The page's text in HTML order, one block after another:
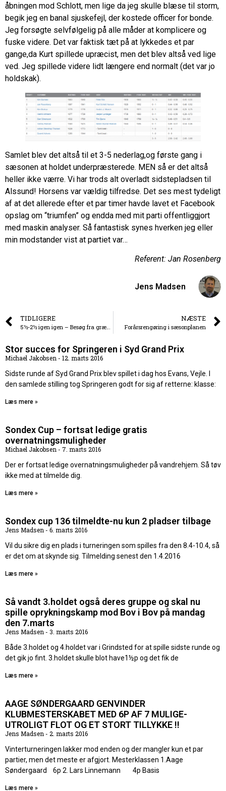
åbningen mod Schlott, men lige da jeg skulle blæse til storm,
begik jeg en banal sjuskefejl, der kostede officer for bonde.
Jeg forsøgte selvfølgelig på alle måder at komplicere og
fuske videre. Det var faktisk tæt på at lykkedes et par
gange,da Kurt spillede upræcist, men det blev altså ved lige
ved. Jeg spillede videre lidt længere end normalt (det var jo
holdskak).
Samlet blev det altså til et 3-5 nederlag,og første gang i
sæsonen at holdet underpræsterede. MEN så er det altså
heller ikke værre. Vi har trods alt overladt sidstepladsen til
Alssund! Horsens var vældig tilfredse. Det ses mest tydeligt
af at det allerede efter et par timer havde lavet et Facebook
opslag om “triumfen” og endda med mit parti offentliggjort
med maskin analyser. Så fantastisk synes hverken jeg eller
min modstander vist at partiet var…
Referent: Jan Rosenberg
Jens Madsen
TIDLIGERE NÆSTE
Forårsrengøring i sæsonplanen
Stor succes for Springeren i Syd Grand Prix
Michael Jakobsen
12. marts 2016
Sidste runde af Syd Grand Prix blev spillet i dag hos Evans, Vejle. I
den samlede stilling tog Springeren godt for sig af retterne: klasse:
Læs mere »
Sondex Cup – fortsat ledige gratis
overnatningsmuligheder
Michael Jakobsen
7. marts 2016
Der er fortsat ledige overnatningsmuligheder på vandrehjem. Så tøv
ikke med at tilmelde dig.
Læs mere »
Sondex cup 136 tilmeldte-nu kun 2 pladser tilbage
Jens Madsen
6. marts 2016
Vil du sikre dig en plads i turneringen som spilles fra den 8.4-10.4, så
er det om at skynde sig. Tilmelding senest den 1.4.2016
Læs mere »
Så vandt 3.holdet også deres gruppe og skal nu
spille oprykningskamp mod Bov i Bov på mandag
den 7.marts
Jens Madsen
3. marts 2016
Både 3.holdet og 4.holdet var i Grindsted for at spille sidste runde og
det gik jo fint. 3.holdet skulle blot have1½p og det fik de
Læs mere »
AAGE SØNDERGAARD GENVINDER
KLUBMESTERSKABET MED 6P AF 7 MULIGE-
UTROLIGT FLOT OG ET STORT TILLYKKE !!
Jens Madsen
2. marts 2016
Vinterturneringen lakker mod enden og der mangler kun et par
partier, men det meste er afgjort. Mesterklassen 1.Aage
Søndergaard 6p 2. Lars Linnemann 4p Basis
Læs mere »